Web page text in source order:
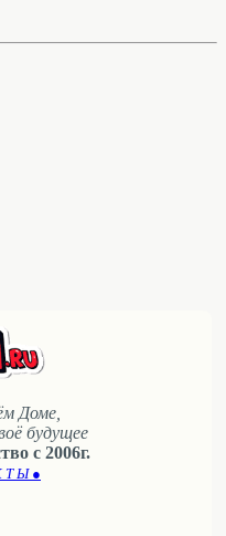
Доме,
будущее
с 2006г.
Т Ы ●